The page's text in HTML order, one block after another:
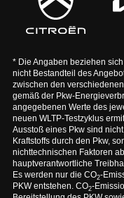
* Die Angaben beziehen
nicht Bestandteil des
zwischen den
gemäß der Pkw-
angegebenen Werte des
neuen WLTP-Testzyklus
Ausstoß eines Pkw sind
Kraftstoffs durch den Pkw,
nichttechnischen Faktoren
hauptverantwortliche
Es werden nur die CO2-
PKW entstehen. CO2-